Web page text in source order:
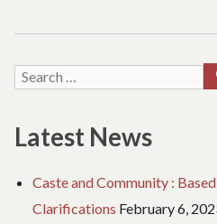
Search
Latest News
Caste and Community :
Clarifications February 6,